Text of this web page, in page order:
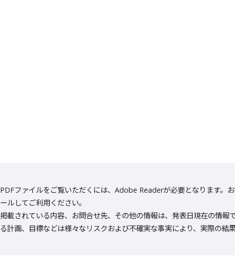
PDFファイルをご覧いただくには、Adobe Readerが必要となります
ールしてご利用ください。
掲載されている内容、お問合せ先、その他の情報は、発表日現在の情
る計画、目標などは様々なリスクおよび不確実な事実により、実際の結